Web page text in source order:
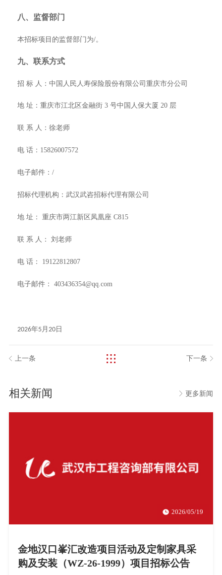
八、监督部门
本招标项目的监督部门为/。
九、联系方式
招 标 人： 中国人民人寿保险股份有限公司重庆市分公司
地 址： 重庆市江北区金融街 3 号中国人保大厦 20 层
联 系 人： 徐老师
电 话： 15826007572
电子邮件： /
招标代理机构： 武汉武咨招标代理有限公司
地 址： 重庆市两江新区凤凰座 C815
联 系 人： 刘老师
电 话： 19122812807
电子邮件： 403436354@qq.com
2026年5月 20日
上一条 下一条
相关新闻 更多新闻
2026/05/19
金地汉口峯汇改造项目活动及定制家具采
购及安装（WZ-26-1999）项目招标公告